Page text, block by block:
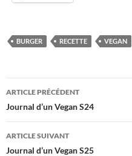
BURGER RECETTE VEGAN
Navigation
des
articles
ARTICLE PRÉCÉDENT
Journal d’un Vegan S24
ARTICLE SUIVANT
Journal d’un Vegan S25